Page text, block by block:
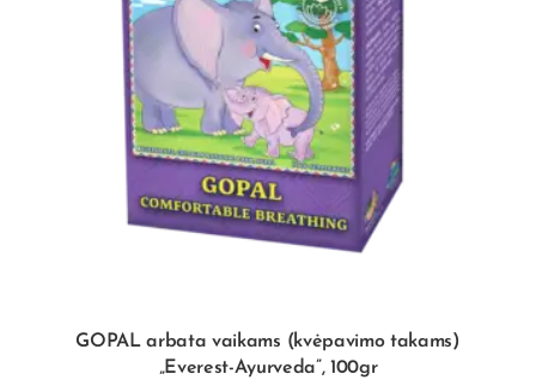
GOPAL arbata vaikams (kvėpavimo takams)
„Everest-Ayurveda”, 100gr